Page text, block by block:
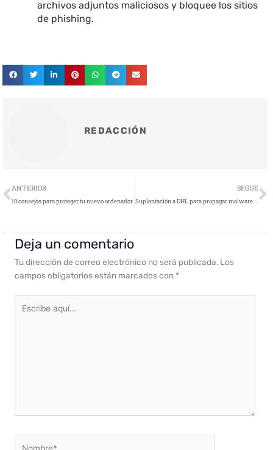
archivos adjuntos maliciosos y bloquee los sitios
de phishing.
REDACCIÓN
Ant
ANTERIOR
10 consejos para proteger tu nuevo ordenador
SEGUE
Suplantación a DHL para propagar malware en la vuelta al trabajo
Deja un comentario
Tu dirección de correo electrónico no será publicada. Los
campos obligatorios están marcados con *
aquí...